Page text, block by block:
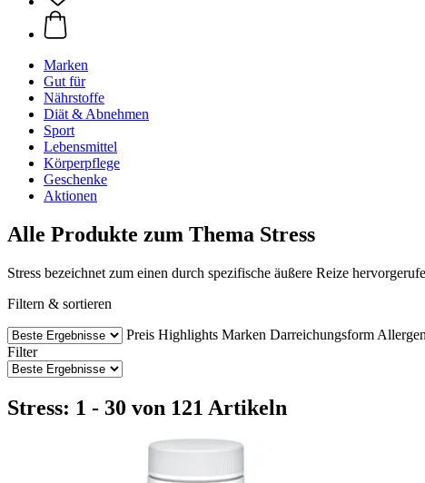
Marken
Gut für
Nährstoffe
Diät & Abnehmen
Sport
Lebensmittel
Körperpflege
Geschenke
Aktionen
Alle Produkte zum Thema Stress
Stress bezeichnet zum einen durch spezifische äußere Reize
Filtern & sortieren
Preis Highlights Marken Darreichungsform
Filter
Stress: 1 - 30 von 121 Artikeln